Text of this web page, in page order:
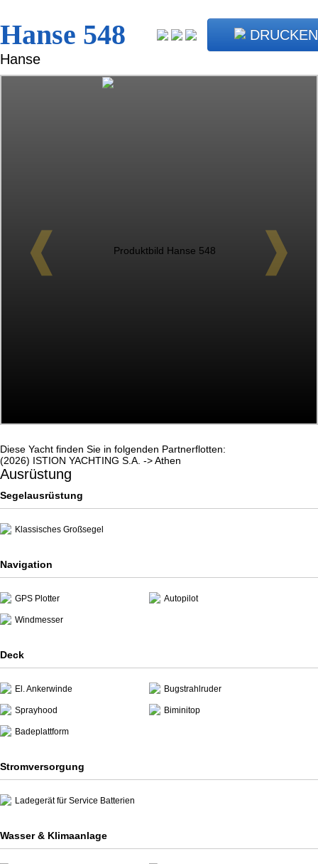
Hanse 548
DRUCKEN
Hanse
❰ ❱
Diese Yacht finden Sie in folgenden Partnerflotten:
(2026) ISTION YACHTING S.A. -> Athen
Ausrüstung
Segelausrüstung
Klassisches Großsegel
Navigation
GPS Plotter Autopilot
Windmesser
Deck
El. Ankerwinde Bugstrahlruder
Sprayhood Biminitop
Badeplattform
Stromversorgung
Ladegerät für Service Batterien
Wasser & Klimaanlage